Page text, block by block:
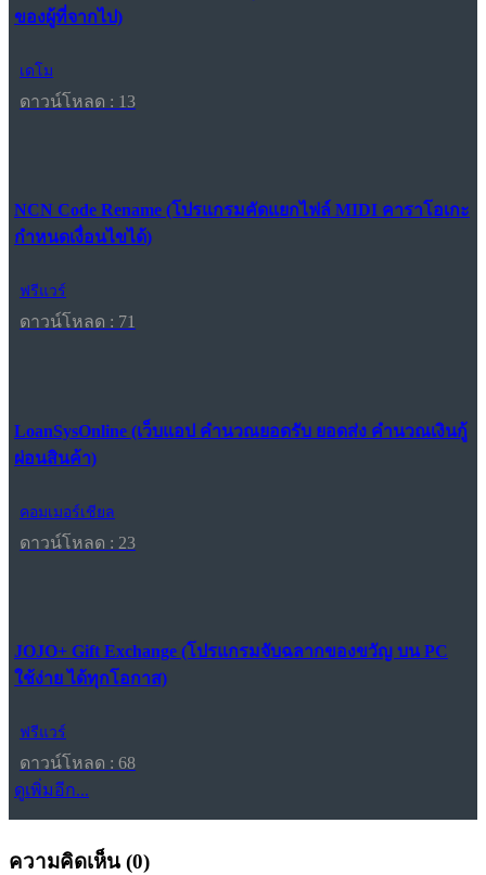
ของผู้ที่จากไป)
เดโม
ดาวน์โหลด : 13
NCN Code Rename (โปรแกรมคัดแยกไฟล์ MIDI คาราโอเกะ
กำหนดเงื่อนไขได้)
ฟรีแวร์
ดาวน์โหลด : 71
LoanSysOnline (เว็บแอป คำนวณยอดรับ ยอดส่ง คำนวณเงินกู้
ผ่อนสินค้า)
คอมเมอร์เชียล
ดาวน์โหลด : 23
JOJO+ Gift Exchange (โปรแกรมจับฉลากของขวัญ บน PC
ใช้ง่าย ได้ทุกโอกาส)
ฟรีแวร์
ดาวน์โหลด : 68
ดูเพิ่มอีก...
ความคิดเห็น (0)